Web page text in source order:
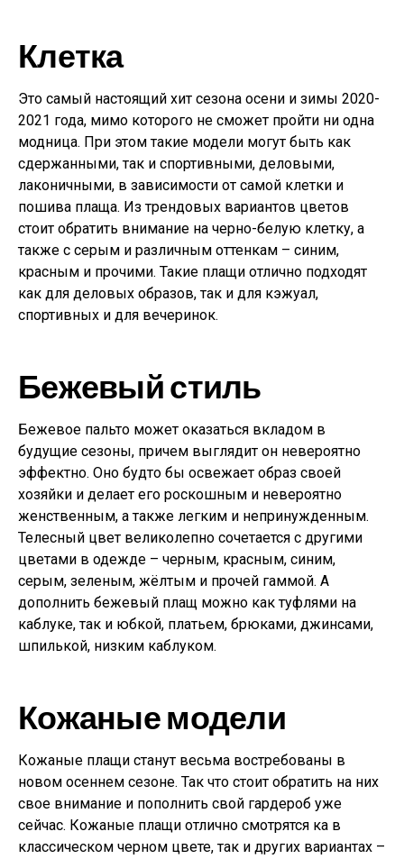
Клетка
Это самый настоящий хит сезона осени и зимы 2020-
2021 года, мимо которого не сможет пройти ни одна
модница. При этом такие модели могут быть как
сдержанными, так и спортивными, деловыми,
лаконичными, в зависимости от самой клетки и
пошива плаща. Из трендовых вариантов цветов
стоит обратить внимание на черно-белую клетку, а
также с серым и различным оттенкам – синим,
красным и прочими. Такие плащи отлично подходят
как для деловых образов, так и для кэжуал,
спортивных и для вечеринок.
Бежевый стиль
Бежевое пальто может оказаться вкладом в
будущие сезоны, причем выглядит он невероятно
эффектно. Оно будто бы освежает образ своей
хозяйки и делает его роскошным и невероятно
женственным, а также легким и непринужденным.
Телесный цвет великолепно сочетается с другими
цветами в одежде – черным, красным, синим,
серым, зеленым, жёлтым и прочей гаммой. А
дополнить бежевый плащ можно как туфлями на
каблуке, так и юбкой, платьем, брюками, джинсами,
шпилькой, низким каблуком.
Кожаные модели
Кожаные плащи станут весьма востребованы в
новом осеннем сезоне. Так что стоит обратить на них
свое внимание и пополнить свой гардероб уже
сейчас. Кожаные плащи отлично смотрятся ка в
классическом черном цвете, так и других вариантах –